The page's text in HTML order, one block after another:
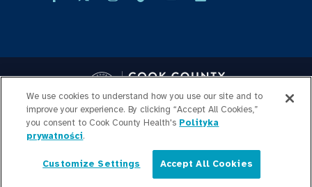
Copyright © 2026 Cook County Health. All Rights Reserved.
LOGOWANIE PRACOWNIKA
PRZEJRZYSTOŚĆ
CEN
MAPA WITRYNY Polski
We use cookies to understand how you use our site and to
improve your experience. By clicking “Accept All Cookies,”
you consent to Cook County Health's Polityka
prywatności.
Customize Settings Accept All Cookies